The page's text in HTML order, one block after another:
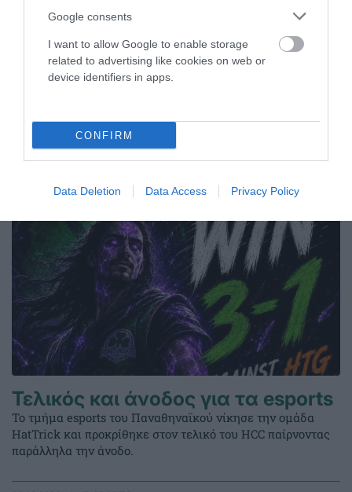
Google consents
I want to allow Google to enable storage
related to advertising like cookies on web or
device identifiers in apps.
CONFIRM
Data Deletion Data Access Privacy Policy
το «τριφύλλι». Στη δεύτερη θέση κατετάγη η ομάδα
γυναικών.
26.07.2026 ΣΤΙΒΟΣ
ΤΕΛΕΥΤΑΙΑ ΝΕΑ
Τελικός και άνοδος για τα esports
Το τμήμα esports του Παναθηναϊκού νίκησε την ομάδα
HatTrick και προκρίθηκε στον τελικό του HCC παίρνοντας
παράλληλα την άνοδο.